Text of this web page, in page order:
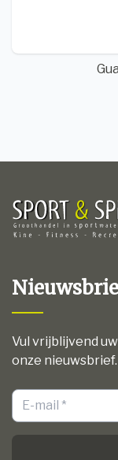
Vul vrijblijvend
onze nieuwsbrief.